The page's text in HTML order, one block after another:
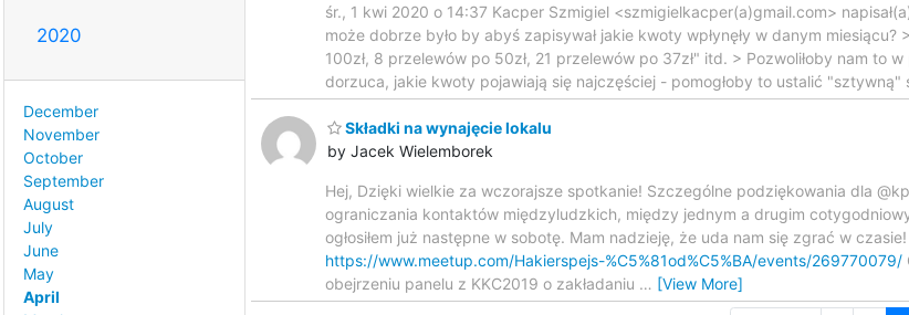
2020
December
November
October
September
August
July
June
May
April
śr., 1 kwi 2020 o 14:37 Kacper Szmigiel <szmigielkacper(a)gmail.com>
może dobrze było by abyś zapisywał jakie kwoty wpłynęły w danym
100zł, 8 przelewów po 50zł, 21 przelewów po 37zł" itd. > Pozwoliłoby nam to
dorzuca, jakie kwoty pojawiają się najczęściej - pomogłoby to ustalić "sztywną"
Składki na wynajęcie lokalu
by Jacek Wielemborek
Hej, Dzięki wielkie za wczorajsze spotkanie! Szczególne podziękowania dla
ograniczania kontaktów międzyludzkich, między jednym a drugim
ogłosiłem już następne w sobotę. Mam nadzieję, że uda nam się zgrać w
https://www.meetup.com/Hakierspejs-%C5%81od%C5%BA/events/269770079/
obejrzeniu panelu z KKC2019 o zakładaniu … [View More]